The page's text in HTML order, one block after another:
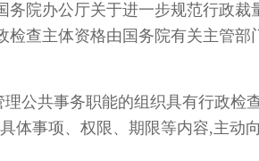
院办公厅关于进一步规范行政
查主体资格由国务院有关主管部
公共事务职能的组织具有行政检
事项、权限、期限等内容,主动